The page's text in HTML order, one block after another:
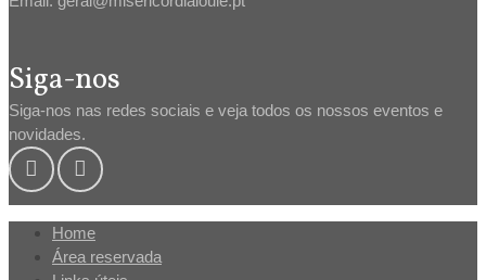
Siga-nos
Siga-nos nas redes sociais e veja todos os nossos eventos e
novidades.
Home
Área reservada